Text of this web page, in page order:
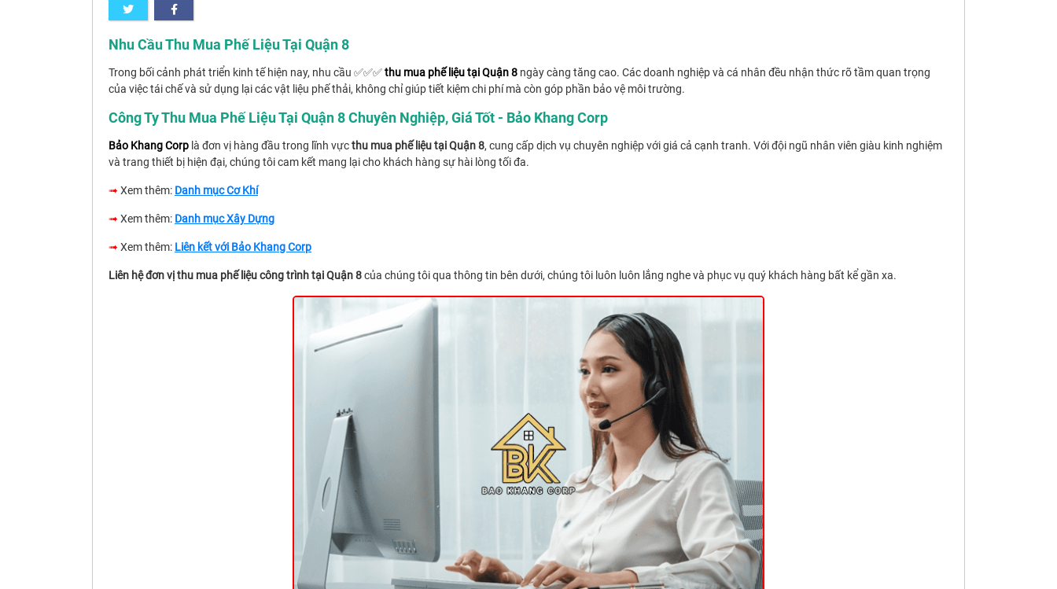
Nhu Cầu Thu Mua Phế Liệu Tại Quận 8
Trong bối cảnh phát triển kinh tế hiện nay, nhu cầu ✅✅✅thu mua phế liệu tại Quận 8 ngày càng tăng cao. Các doanh nghiệp và cá nhân đều nhận thức rõ tầm quan trọng
của việc tái chế và sử dụng lại các vật liệu phế thải, không chỉ giúp tiết kiệm chi phí mà còn góp phần bảo vệ môi trường.
Công Ty Thu Mua Phế Liệu Tại Quận 8 Chuyên Nghiệp, Giá Tốt - Bảo Khang Corp
Bảo Khang Corp là đơn vị hàng đầu trong lĩnh vựcthu mua phế liệu tại Quận 8, cung cấp dịch vụ chuyên nghiệp với giá cả cạnh tranh. Với đội ngũ nhân viên giàu kinh nghiệm
và trang thiết bị hiện đại, chúng tôi cam kết mang lại cho khách hàng sự hài lòng tối đa.
➟ Xem thêm: Danh mục Cơ Khí
➟ Xem thêm: Danh mục Xây Dựng
➟ Xem thêm: Liên kết với Bảo Khang Corp
Liên hệ đơn vị thu mua phế liệu công trình tại Quận 8của chúng tôi qua thông tin bên dưới, chúng tôi luôn luôn lắng nghe và phục vụ quý khách hàng bất kể gần xa.